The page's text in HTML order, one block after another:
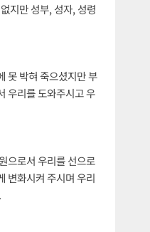
지만 성부, 성자, 성령
못 박혀 죽으셨지만 부
우리를 도와주시고 우
으로서 우리를 선으로
변화시켜 주시며 우리